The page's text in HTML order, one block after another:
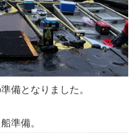
備となりました。
準備。